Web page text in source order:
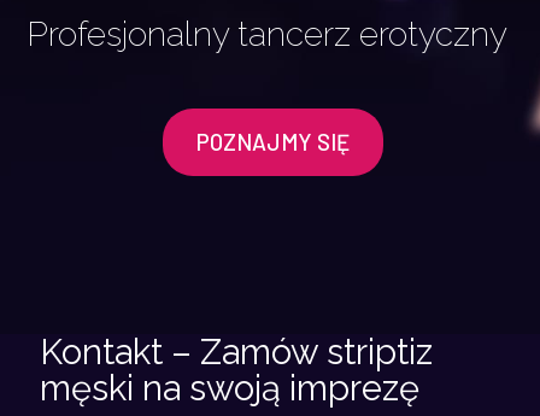
Profesjonalny tancerz erotyczny
POZNAJMY SIĘ
Kontakt – Zamów striptiz
męski na swoją imprezę